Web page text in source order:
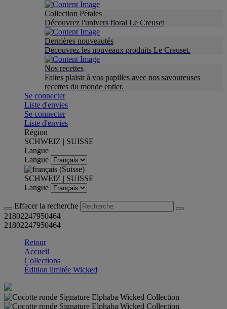
Collection Pétales
Découvrez l'univers floral Le Creuset
Dernières nouveautés
Découvrez les nouveaux produits Le Creuset.
Nos recettes
Faites plaisir à vos papilles avec nos savoureuses
recettes du monde entier.
Se connecter
Liste d'envies
Se connecter
Liste d'envies
Région
SCHWEIZ | SUISSE
Langue
Langue
SCHWEIZ | SUISSE
Langue
Effacer la recherche
21802247950464
21802247950464
Retour
Accueil
Collections
Édition limitée Wicked